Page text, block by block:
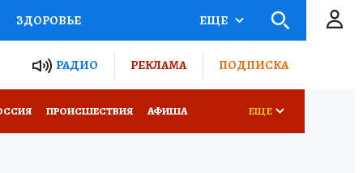
ЗДОРОВЬЕ
РОССИИ
ЕЩЕ
РАДИО РЕКЛАМА ПОДПИСКА
ПРОИСШЕСТВИЯ АФИША ЕЩЕ